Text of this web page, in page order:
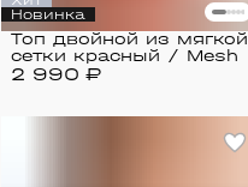
Новинка
2 990 ₽
Топ двойной из мягкой
сетки красный / Mesh